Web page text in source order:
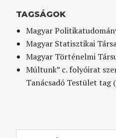
TAGSÁGOK
Magyar
Magyar Statisztikai
Magyar Történelmi
Múltunk” c. folyóirat
Tanácsadó Testület tag